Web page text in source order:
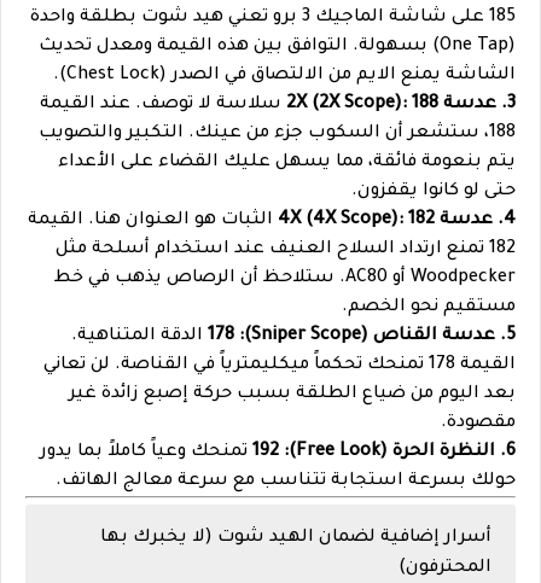
185 على شاشة الماجيك 3 برو تعني هيد شوت بطلقة واحدة
(One Tap) بسهولة. التوافق بين هذه القيمة ومعدل تحديث
الشاشة يمنع الايم من الالتصاق في الصدر (Chest Lock).
3. عدسة 2X (2X Scope): 188
سلاسة لا توصف. عند القيمة
188، ستشعر أن السكوب جزء من عينك. التكبير والتصويب
يتم بنعومة فائقة، مما يسهل عليك القضاء على الأعداء
حتى لو كانوا يقفزون.
4. عدسة 4X (4X Scope): 182
الثبات هو العنوان هنا. القيمة
182 تمنع ارتداد السلاح العنيف عند استخدام أسلحة مثل
Woodpecker أو AC80. ستلاحظ أن الرصاص يذهب في خط
مستقيم نحو الخصم.
5. عدسة القناص (Sniper Scope): 178
الدقة المتناهية.
القيمة 178 تمنحك تحكماً ميكليمترياً في القناصة. لن تعاني
بعد اليوم من ضياع الطلقة بسبب حركة إصبع زائدة غير
مقصودة.
6. النظرة الحرة (Free Look): 192
تمنحك وعياً كاملاً بما يدور
حولك بسرعة استجابة تتناسب مع سرعة معالج الهاتف.
أسرار إضافية لضمان الهيد شوت (لا يخبرك بها
المحترفون)